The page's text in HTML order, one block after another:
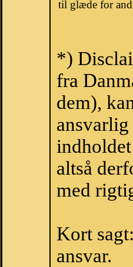
til glæde for
*)
fra
dem),
altså
med
Kort
ansvar.